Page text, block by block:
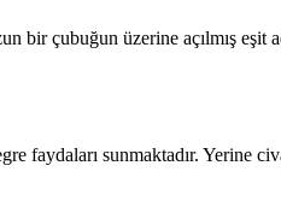
çubuğun üzerine açılmış eşit
sunmaktadır. Yerine